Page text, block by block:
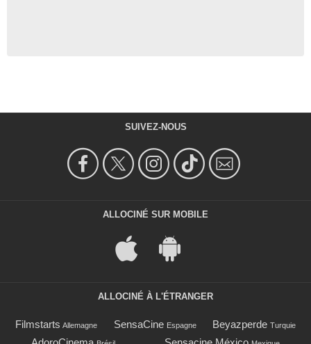
SUIVEZ-NOUS
ALLOCINÉ SUR MOBILE
ALLOCINÉ À L'ÉTRANGER
Filmstarts Allemagne SensaCine Espagne Beyazperde Turquie